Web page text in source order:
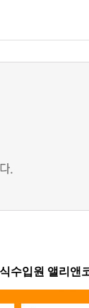
수입원 앨리